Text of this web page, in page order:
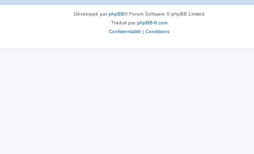
Développé parphpBB® Forum Software © phpBB Limited
Traduit parphpBB-fr.com
Confidentialité | Conditions